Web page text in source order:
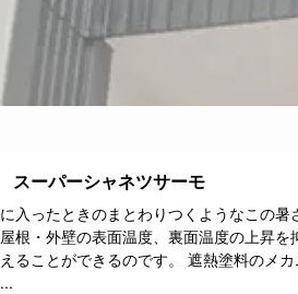
ーパーシャネツサーモ
に入ったときのまとわりつくようなこの
根・外壁の表面温度、裏面温度の上昇を
ることができるのです。 遮熱塗料のメ